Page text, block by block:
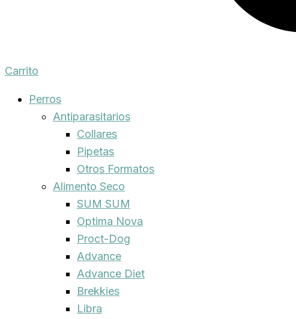
Carrito
Perros
Antiparasitarios
Collares
Pipetas
Otros Formatos
Alimento Seco
SUM SUM
Optima Nova
Proct-Dog
Advance
Advance Diet
Brekkies
Libra